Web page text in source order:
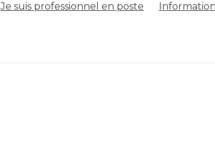
Je suis professionnel en poste